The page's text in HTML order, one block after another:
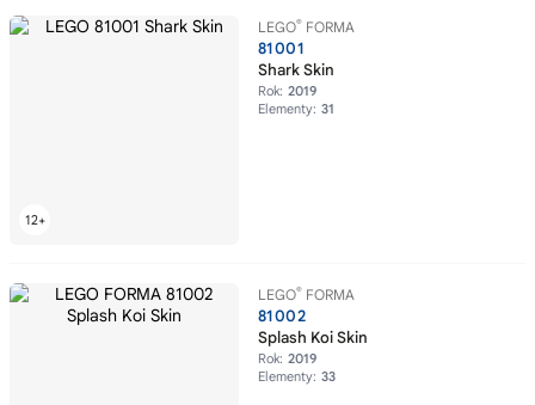
LEGO® FORMA
81001
Shark Skin
Rok: 2019
Elementy: 31
LEGO® FORMA
81002
Splash Koi Skin
Rok: 2019
Elementy: 33